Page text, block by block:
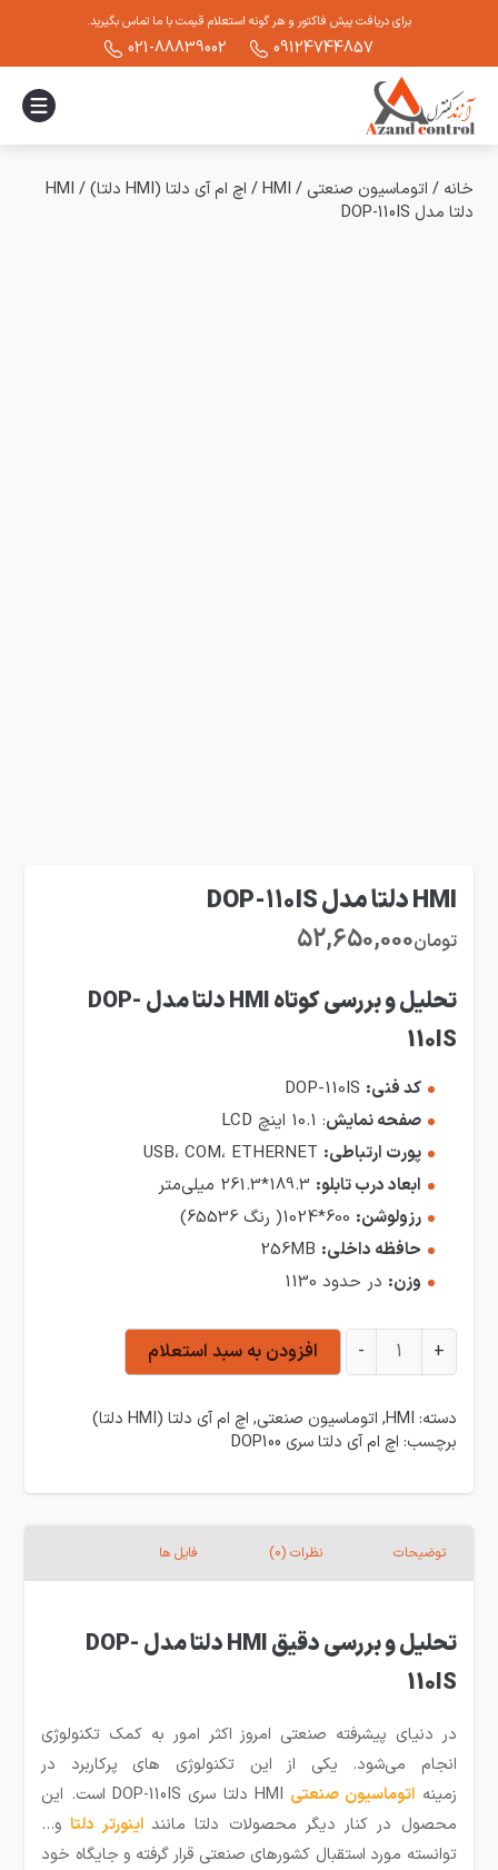
برای دریافت پیش فاکتور و هر گونه استعلام قیمت با ما تماس بگیرید.
09124744857
021-88839002
خانه / اتوماسیون صنعتی /
HMI
/ اچ ام آی دلتا (HMI دلتا) /
HMI
دلتا مدل DOP-110IS
HMI دلتا مدل DOP-110IS
تومان52,650,000
تحلیل
و بررسی کوتاه HMI دلتا مدل DOP-
110IS
کد فنی:
صفحه نمایش: 10.1 اینچ LCD
پورت ارتباطی:
ابعاد درب تابلو:
رزولوشن:
حافظه داخلی:
وزن: در حدود 1130
HMI دلتا مدل DOP-110IS عدد
+
- افزودن به سبد استعلام
دسته: HMI
, اتوماسیون صنعتی, اچ ام آی دلتا (HMI دلتا)
برچسب: اچ ام آی دلتا سری DOP100
توضیحات نظرات (0) فایل ها
تحلیل و بررسی دقیق HMI دلتا مدل DOP-
110IS
در دنیای پیشرفته صنعتی امروز اکثر امور به کمک تکنولوژی
انجام می‌شود. یکی از این تکنولوژی های پرکاربرد در
زمینه اتوماسیون صنعتی
HMI دلتا سری DOP-110IS است. این
محصول در کنار دیگر محصولات دلتا مانند اینورتر دلتا و…
توانسته مورد استقبال کشورهای صنعتی قرار گرفته و جایگاه خود